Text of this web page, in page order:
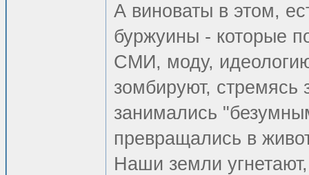
А виноваты в этом,
буржуины - которые
СМИ, моду,
зомбируют,
занимались
превращались в
Наши земли